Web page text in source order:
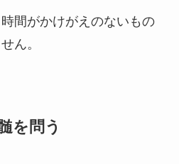
間がかけがえのないもの
ん。
を問う